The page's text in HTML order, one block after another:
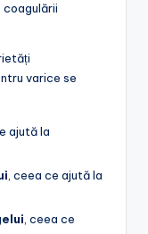
coagulării
varice se
ajută la
, ceea ce ajută la
, ceea ce